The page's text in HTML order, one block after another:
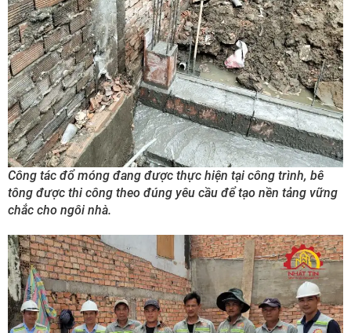
Công tác đổ móng đang được thực hiện tại công trình, bê
tông được thi công theo đúng yêu cầu để tạo nền tảng vững
chắc cho ngôi nhà.